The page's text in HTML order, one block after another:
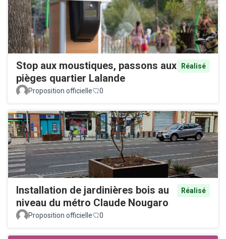
Stop aux moustiques, passons aux
pièges quartier Lalande
Réalisé
Proposition officielle 0
Installation de jardinières bois au
niveau du métro Claude Nougaro
Réalisé
Proposition officielle 0